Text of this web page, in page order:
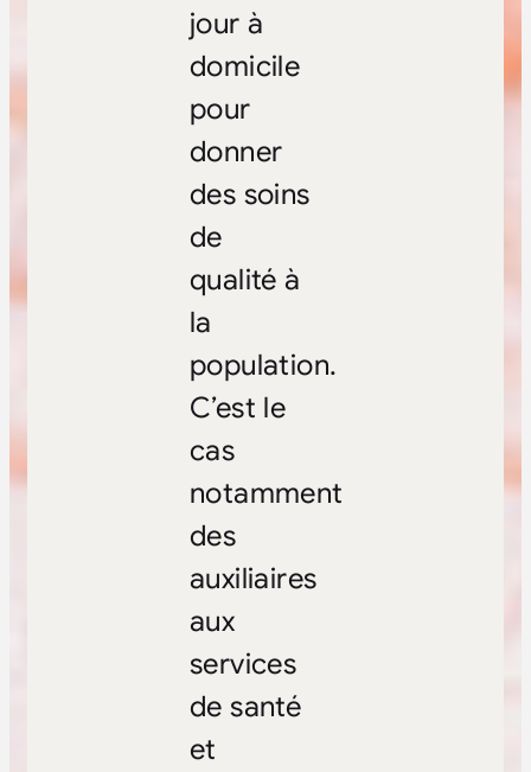
jour à
domicile
pour
donner
des soins
de
qualité à
la
population.
C’est le
cas
notamment
des
auxiliaires
aux
services
de santé
et